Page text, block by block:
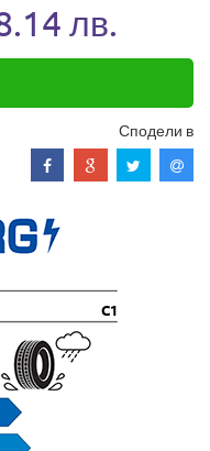
лв.
Сподели в
C1